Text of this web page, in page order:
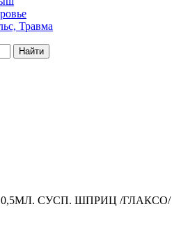
Травма
Найти
0,5МЛ. СУСП. ШПРИЦ /ГЛАКСО/